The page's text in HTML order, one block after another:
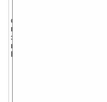
Первая версия
смартфонов, КПК и
перевод текстовых
электронной почты,
иностранцем с
Поддерживает